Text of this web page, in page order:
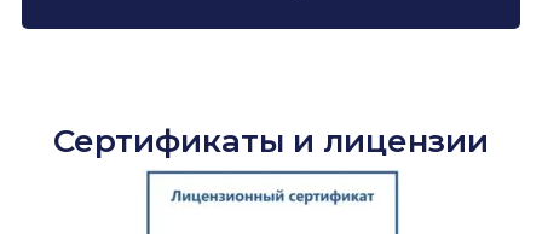
Сертификаты и лицензии